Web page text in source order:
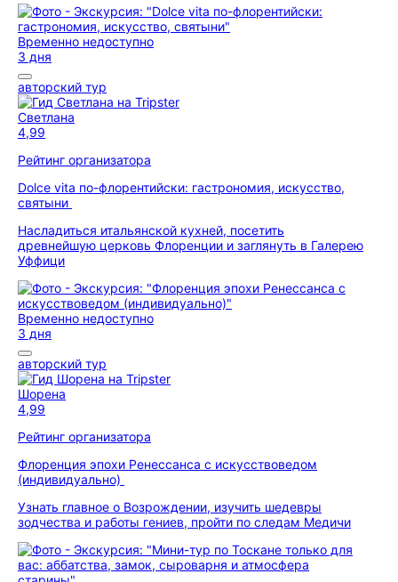
Временно недоступно
3 дня
авторский тур
Светлана
4,99
Рейтинг организатора
Dolce vita по-флорентийски: гастрономия, искусство,
святыни
Насладиться итальянской кухней, посетить
древнейшую церковь Флоренции и заглянуть в Галерею
Уффици
Временно недоступно
3 дня
авторский тур
Шорена
4,99
Рейтинг организатора
Флоренция эпохи Ренессанса с искусствоведом
(индивидуально)
Узнать главное о Возрождении, изучить шедевры
зодчества и работы гениев, пройти по следам Медичи